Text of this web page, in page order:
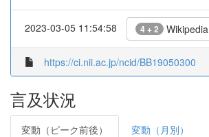
2023-03-05 11:54:58 4 + 2 Wikipedia
https://ci.nii.ac.jp/ncid/BB19050300
言及状況
変動（ピーク前後） 変動（月別）